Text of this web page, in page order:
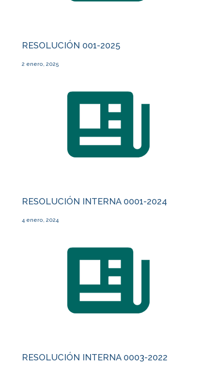
RESOLUCIÓN 001-2025
2 enero, 2025
RESOLUCIÓN INTERNA 0001-2024
4 enero, 2024
RESOLUCIÓN INTERNA 0003-2022